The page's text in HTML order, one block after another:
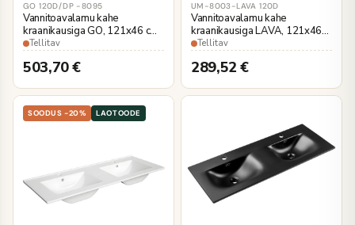
GO 120D/DP -8095
Vannitoavalamu kahe
kraanikausiga GO, 121x46 cm,
valge keraamika
Tellitav
503,70€
UM-8003-LAVA 120D
Vannitoavalamu kahe
kraanikausiga LAVA, 121x46
cm, valge keraamika
Tellitav
289,52€
SOODUS -20% LAOTOODE